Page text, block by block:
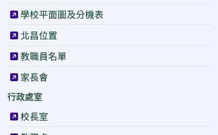
學校平面圖及分機表
北昌位置
教職員名單
家長會
行政處室
校長室